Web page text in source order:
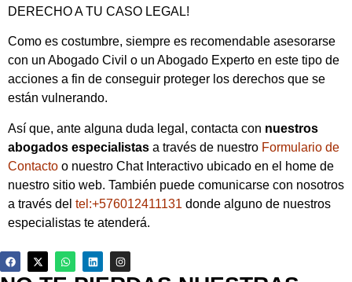
DERECHO A TU CASO LEGAL!
Como es costumbre, siempre es recomendable asesorarse
con un Abogado Civil o un Abogado Experto en este tipo de
acciones a fin de conseguir proteger los derechos que se
están vulnerando.
Así que, ante alguna duda legal, contacta con nuestros
abogados especialistas a través de nuestro Formulario de
Contacto o nuestro Chat Interactivo ubicado en el home de
nuestro sitio web. También puede comunicarse con nosotros
a través del tel:+576012411131 donde alguno de nuestros
especialistas te atenderá.